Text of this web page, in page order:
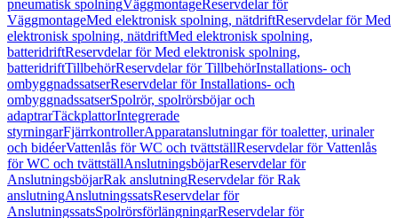
pneumatisk spolningVäggmontageReservdelar för
VäggmontageMed elektronisk spolning, nätdriftReservdelar för Med
elektronisk spolning, nätdriftMed elektronisk spolning,
batteridriftReservdelar för Med elektronisk spolning,
batteridriftTillbehörReservdelar för TillbehörInstallations- och
ombyggnadssatserReservdelar för Installations- och
ombyggnadssatserSpolrör, spolrörsböjar och
adaptrarTäckplattorIntegrerade
styrningarFjärrkontrollerApparatanslutningar för toaletter, urinaler
och bidéerVattenlås för WC och tvättställReservdelar för Vattenlås
för WC och tvättställAnslutningsböjarReservdelar för
AnslutningsböjarRak anslutningReservdelar för Rak
anslutningAnslutningssatsReservdelar för
AnslutningssatsSpolrörsförlängningarReservdelar för